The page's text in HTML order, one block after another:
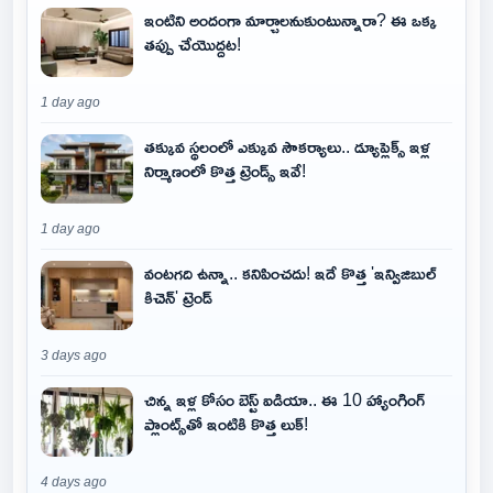
ఇంటిని అందంగా మార్చాలనుకుంటున్నారా? ఈ ఒక్క
తప్పు చేయొద్దట!
1 day ago
తక్కువ స్థలంలో ఎక్కువ సౌకర్యాలు.. డ్యూప్లెక్స్ ఇళ్ల
నిర్మాణంలో కొత్త ట్రెండ్స్ ఇవే!
1 day ago
వంటగది ఉన్నా.. కనిపించదు! ఇదే కొత్త 'ఇన్విజిబుల్
కిచెన్' ట్రెండ్
3 days ago
చిన్న ఇళ్ల కోసం బెస్ట్ ఐడియా.. ఈ 10 హ్యాంగింగ్
ప్లాంట్స్‌తో ఇంటికి కొత్త లుక్!
4 days ago